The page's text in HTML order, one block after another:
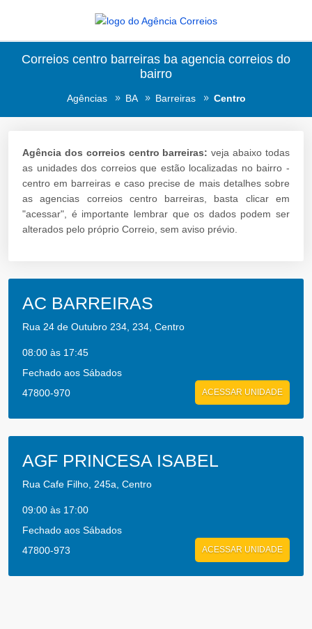
Correios centro barreiras ba agencia correios do
bairro
Agências BA Barreiras Centro
Agência dos correios centro barreiras: veja abaixo todas
as unidades dos correios que estão localizadas no bairro -
centro em barreiras e caso precise de mais detalhes sobre
as agencias correios centro barreiras, basta clicar em
"acessar", é importante lembrar que os dados podem ser
alterados pelo próprio Correio, sem aviso prévio.
AC BARREIRAS
Rua 24 de Outubro 234, 234, Centro
08:00 às 17:45
Fechado aos Sábados
47800-970
ACESSAR UNIDADE
AGF PRINCESA ISABEL
Rua Cafe Filho, 245a, Centro
09:00 às 17:00
Fechado aos Sábados
47800-973
ACESSAR UNIDADE